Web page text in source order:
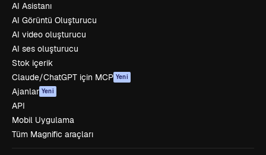
AI Asistanı
AI Görüntü Oluşturucu
AI video oluşturucu
AI ses oluşturucu
Stok içerik
Claude/ChatGPT için MCP Yeni
Ajanlar Yeni
API
Mobil Uygulama
Tüm Magnific araçları